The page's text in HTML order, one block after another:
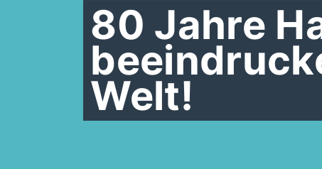
80 Jahre
Welt!